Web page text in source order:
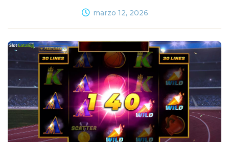
marzo 12, 2026